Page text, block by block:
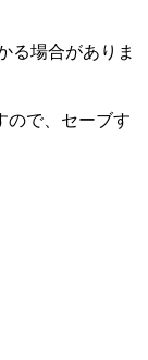
る場合がありま
ので、セーブす